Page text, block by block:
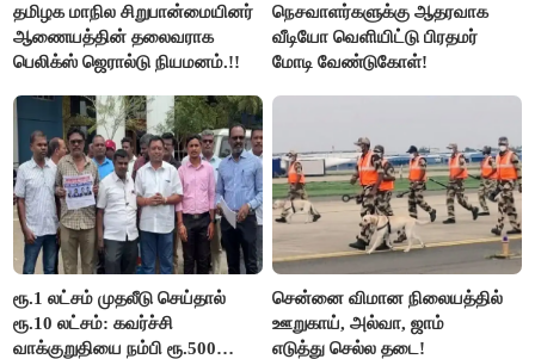
தமிழக மாநில சிறுபான்மையினர்
ஆணையத்தின் தலைவராக
பெலிக்ஸ் ஜெரால்டு நியமனம்.!!
நெசவாளர்களுக்கு ஆதரவாக
வீடியோ வெளியிட்டு பிரதமர்
மோடி வேண்டுகோள்!
ரூ.1 லட்சம் முதலீடு செய்தால்
ரூ.10 லட்சம்: கவர்ச்சி
வாக்குறுதியை நம்பி ரூ.500
சென்னை விமான நிலையத்தில்
ஊறுகாய், அல்வா, ஜாம்
எடுத்து செல்ல தடை!